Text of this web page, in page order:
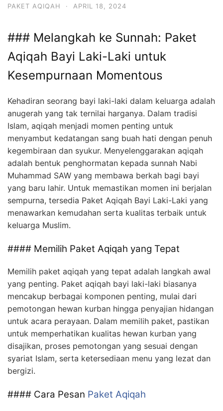
PAKET AQIQAH · APRIL 18, 2024
### Melangkah ke Sunnah: Paket
Aqiqah Bayi Laki-Laki untuk
Kesempurnaan Momentous
Kehadiran seorang bayi laki-laki dalam keluarga adalah
anugerah yang tak ternilai harganya. Dalam tradisi
Islam, aqiqah menjadi momen penting untuk
menyambut kedatangan sang buah hati dengan penuh
kegembiraan dan syukur. Menyelenggarakan aqiqah
adalah bentuk penghormatan kepada sunnah Nabi
Muhammad SAW yang membawa berkah bagi bayi
yang baru lahir. Untuk memastikan momen ini berjalan
sempurna, tersedia Paket Aqiqah Bayi Laki-Laki yang
menawarkan kemudahan serta kualitas terbaik untuk
keluarga Muslim.
#### Memilih Paket Aqiqah yang Tepat
Memilih paket aqiqah yang tepat adalah langkah awal
yang penting. Paket aqiqah bayi laki-laki biasanya
mencakup berbagai komponen penting, mulai dari
pemotongan hewan kurban hingga penyajian hidangan
untuk acara perayaan. Dalam memilih paket, pastikan
untuk memperhatikan kualitas hewan kurban yang
disajikan, proses pemotongan yang sesuai dengan
syariat Islam, serta ketersediaan menu yang lezat dan
bergizi.
#### Cara Pesan Paket Aqiqah